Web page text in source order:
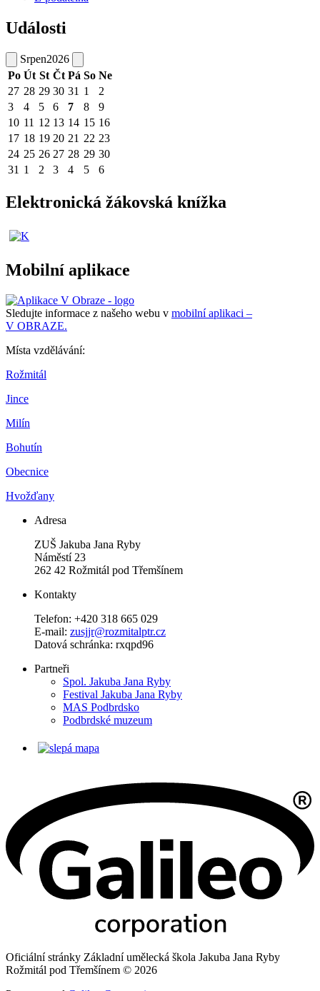
Události
Srpen2026
Po Út St Čt Pá So Ne
27 28 29 30 31 1
2
3
4 5 6 7 8
9
10 11 12 13 14 15 16
17 18 19 20 21 22 23
24 25 26 27 28 29 30
31 1 2 3 4 5 6
Elektronická žákovská knížka
Mobilní aplikace
Sledujte informace z našeho webu v mobilní aplikaci –
V OBRAZE.
Místa vzdělávání:
Rožmitál
Jince
Milín
Bohutín
Obecnice
Hvožďany
Adresa
ZUŠ Jakuba Jana Ryby
Náměstí 23
262 42 Rožmitál pod Třemšínem
Kontakty
Telefon: +420 318 665 029
E-mail: zusjjr@rozmitalptr.cz
Datová schránka: rxqpd96
Partneři
Spol. Jakuba Jana Ryby
Festival Jakuba Jana Ryby
MAS Podbrdsko
Podbrdské muzeum
Oficiální stránky Základní umělecká škola Jakuba Jana Ryby
Rožmitál pod Třemšínem © 2026